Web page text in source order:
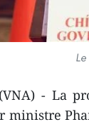
- La
ministre